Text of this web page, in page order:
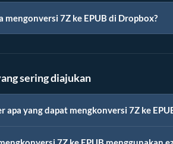
mengonversi 7Z ke EPUB di Dropbox?
sering diajukan
apa yang dapat mengkonversi 7Z ke